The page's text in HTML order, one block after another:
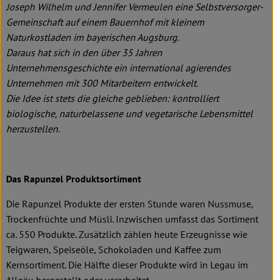
Joseph Wilhelm und Jennifer Vermeulen eine Selbstversorger-
Gemeinschaft auf einem Bauernhof mit kleinem
Naturkostladen im bayerischen Augsburg.
Daraus hat sich in den über 35 Jahren
Unternehmensgeschichte ein international agierendes
Unternehmen mit 300 Mitarbeitern entwickelt.
Die Idee ist stets die gleiche geblieben: kontrolliert
biologische, naturbelassene und vegetarische Lebensmittel
herzustellen.
Das Rapunzel Produktsortiment
Die Rapunzel Produkte der ersten Stunde waren Nussmuse,
Trockenfrüchte und Müsli. Inzwischen umfasst das Sortiment
ca. 550 Produkte. Zusätzlich zählen heute Erzeugnisse wie
Teigwaren, Speiseöle, Schokoladen und Kaffee zum
Kernsortiment. Die Hälfte dieser Produkte wird in Legau im